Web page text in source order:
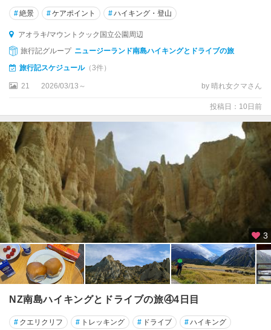
園
周
辺
★
ウ
ェ
ト
ン
★
オ
ー
ク
ラ
ン
ド
★
ク
イ
ー
ズ
#絶景 #ケアポイント #ハイキング・登山
アオラキ/マウントクック国立公園周辺
旅行記グループ ニュージーランド南島ハイキングとドライブの旅
旅行記スケジュール（3件）
21 2026/03/13～ by 晴れ女クマさん
投稿日：10日前
3
NZ南島ハイキングとドライブの旅④4日目
# クエリクリフ # トレッキング # ドライブ #ハイキング